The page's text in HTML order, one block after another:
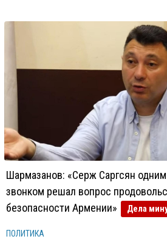
Шармазанов: «Серж Саргсян
звонком решал вопрос
безопасности Армении»
Дела
ПОЛИТИКА